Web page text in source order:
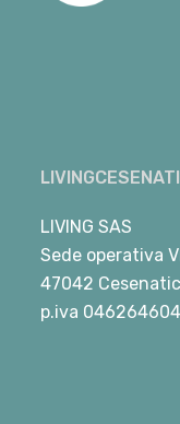
LIVING SAS
Sede operativa
47042
p.iva